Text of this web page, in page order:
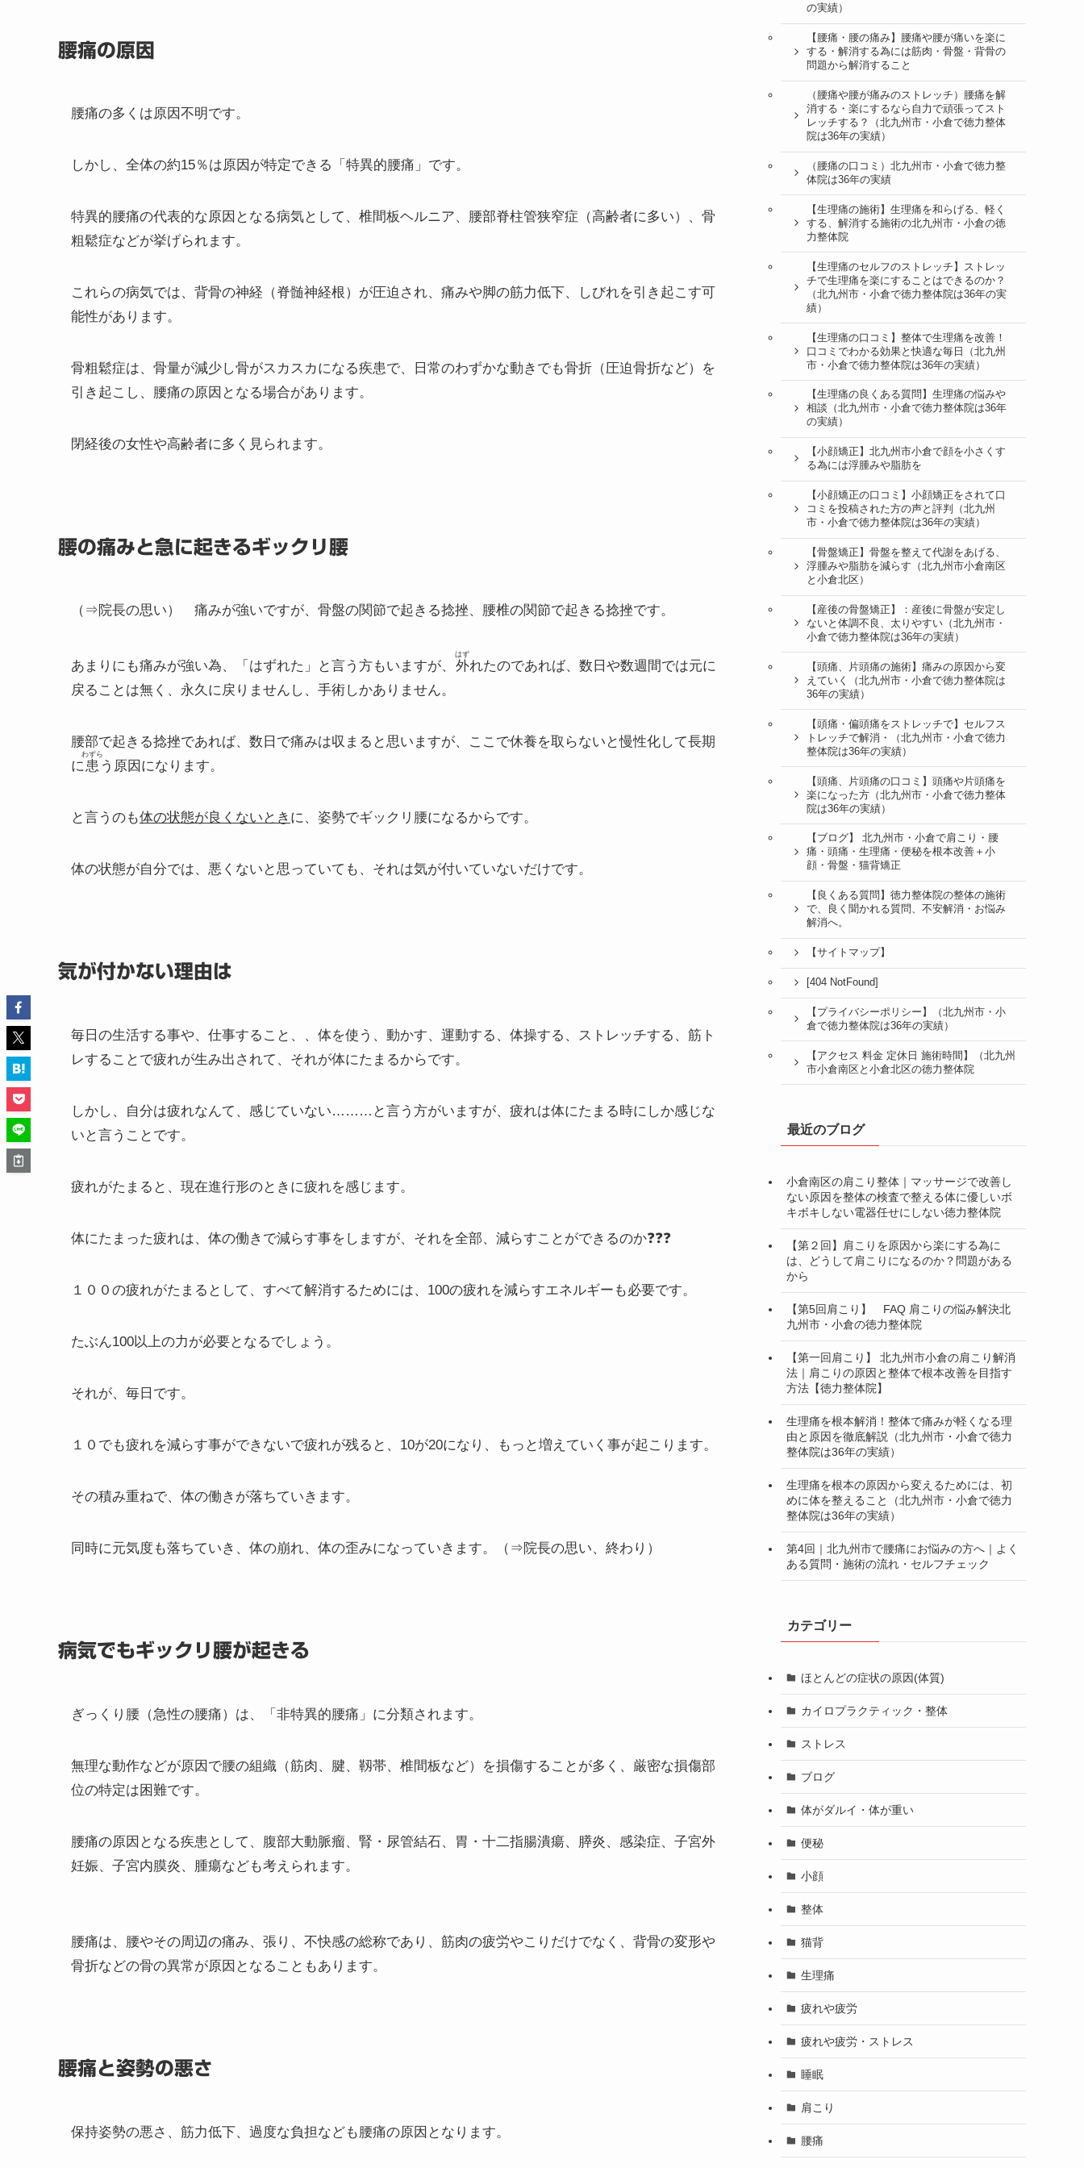
腰痛の原因
腰痛の多くは原因不明です。
しかし、全体の約15％は原因が特定できる「特異的腰痛」です。
特異的腰痛の代表的な原因となる病気として 、椎間板ヘルニア、腰部脊柱管狭窄症（高齢者に多い）、骨
粗鬆症などが挙げられます。
これらの病気では、背骨の神経（脊髄神経根）が圧迫され、痛みや脚の筋力低下、しびれを引き起こす可
能性があります。
骨粗鬆症は、骨量が減少し骨がスカスカになる疾患で、日常のわずかな動きでも骨折（圧迫骨折など）を
引き起こし、腰痛の原因となる場合があります。
閉経後の女性や高齢者に多く見られます。
腰の痛みと急に起きるギックリ腰
（⇒院長の思い） 痛みが強いですが、骨盤の関節で起きる捻挫、腰椎の関節で起きる捻挫です。
あまりにも痛みが強い為、「はずれた」と言う方もいますが、 外
はず
れたのであれば、数日や数週間では元に
戻ることは無く、永久に戻りませんし、手術しかありません。
腰部で起きる捻挫であれば、数日で痛みは収まると思いますが、ここで休養を取らないと慢性化して長期
に患
わずら
う原因になります。
と言うのも体の状態が良くないとき に、姿勢でギックリ腰になるからです。
体の状態が自分では、悪くないと思っていても、それは気が付いていないだけです。
気が付かない理由は
毎日の生活する事や、仕事すること、、体を使う、動かす、運動する、体操する、ストレッチする、筋ト
レすることで疲れが生み出されて、それが体にたまるからです。
しかし、自分は疲れなんて、感じていない………と言う方がいますが、疲れは体にたまる時にしか感じな
いと言うことです。
疲れがたまると、現在進行形のときに疲れを感じます。
体にたまった疲れは、体の働きで減らす事をしますが、それを全部、減らすことができるのか❓❓❓
１００の疲れがたまるとして、すべて解消するためには、100の疲れを減らすエネルギーも必要です。
たぶん100以上の力が必要となるでしょう。
それが、毎日です。
１０でも疲れを減らす事ができないで疲れが残ると、10が20になり、もっと増えていく事が起こります。
その積み重ねで、体の働きが落ちていきます。
同時に元気度も落ちていき、体の崩れ、体の歪みになっていきます。（⇒院長の思い、終わり）
病気でもギックリ腰が起きる
ぎっくり腰（急性の腰痛）は、「非特異的腰痛」に分類されます。
無理な動作などが原因で腰の組織（筋肉、腱、靱帯、椎間板など）を損傷することが多く、厳密な損傷部
位の特定は困難です。
腰痛の原因となる疾患として、腹部大動脈瘤、腎・尿管結石、胃・十二指腸潰瘍、膵炎、感染症、子宮外
妊娠、子宮内膜炎、腫瘍なども考えられます。
腰痛は、腰やその周辺の痛み、張り、不快感の総称であり、筋肉の疲労やこりだけでなく、背骨の変形や
骨折などの骨の異常が原因となることもあります。
腰痛と姿勢の悪さ
保持姿勢の悪さ、筋力低下、過度な負担なども腰痛の原因となります。
の実績）
【腰痛・腰の痛み】腰痛や腰が痛いを楽に
する・解消する為には筋肉・骨盤・背骨の
問題から解消すること
（腰痛や腰が痛みのストレッチ）腰痛を解
消する・楽にするなら自力で頑張ってスト
レッチする？（北九州市・小倉で徳力整体
院は36年の実績）
（腰痛の口コミ）北九州市・小倉で徳力整
体院は36年の実績
【生理痛の施術】生理痛を和らげる、軽く
する、解消する施術の北九州市・小倉の徳
力整体院
【生理痛のセルフのストレッチ】ストレッ
チで生理痛を楽にすることはできるのか？
（北九州市・小倉で徳力整体院は36年の実
績）
【生理痛の口コミ】整体で生理痛を改善！
口コミでわかる効果と快適な毎日（北九州
市・小倉で徳力整体院は36年の実績）
【生理痛の良くある質問】生理痛の悩みや
相談（北九州市・小倉で徳力整体院は36年
の実績）
【小顔矯正】北九州市小倉で顔を小さくす
る為には浮腫みや脂肪を
【小顔矯正の口コミ】小顔矯正をされて口
コミを投稿された方の声と評判（北九州
市・小倉で徳力整体院は36年の実績）
【骨盤矯正】骨盤を整えて代謝をあげる、
浮腫みや脂肪を減らす（北九州市小倉南区
と小倉北区）
【産後の骨盤矯正】：産後に骨盤が安定し
ないと体調不良、太りやすい（北九州市・
小倉で徳力整体院は36年の実績）
【頭痛、片頭痛の施術】痛みの原因から変
えていく（北九州市・小倉で徳力整体院は
36年の実績）
【頭痛・偏頭痛をストレッチで】セルフス
トレッチで解消・（北九州市・小倉で徳力
整体院は36年の実績）
【頭痛、片頭痛の口コミ】頭痛や片頭痛を
楽になった方（北九州市・小倉で徳力整体
院は36年の実績）
【ブログ】 北九州市・小倉で肩こり・腰
痛・頭痛・生理痛・便秘を根本改善＋小
顔・骨盤・猫背矯正
【良くある質問】徳力整体院の整体の施術
で、良く聞かれる質問、不安解消・お悩み
解消へ。
【サイトマップ】
[404 NotFound]
【プライバシーポリシー】（北九州市・小
倉で徳力整体院は36年の実績）
【アクセス 料金 定休日 施術時間】（北九州
市小倉南区と小倉北区の徳力整体院
最近のブログ
小倉南区の肩こり整体｜マッサージで改善し
ない原因を整体の検査で整える体に優しいボ
キボキしない電器任せにしない徳力整体院
【第２回】肩こりを原因から楽にする為に
は、どうして肩こりになるのか？問題がある
から
【第5回肩こり】 FAQ 肩こりの悩み解決北
九州市・小倉の徳力整体院
【第一回肩こり】 北九州市小倉の肩こり解消
法｜肩こりの原因と整体で根本改善を目指す
方法【徳力整体院】
生理痛を根本解消！整体で痛みが軽くなる理
由と原因を徹底解説（北九州市・小倉で徳力
整体院は36年の実績）
生理痛を根本の原因から変えるためには、初
めに体を整えること（北九州市・小倉で徳力
整体院は36年の実績）
第4回｜北九州市で腰痛にお悩みの方へ｜よく
ある質問・施術の流れ・セルフチェック
カテゴリー
ほとんどの症状の原因(体質)
カイロプラクティック・整体
ストレス
ブログ
体がダルイ・体が重い
便秘
小顔
整体
猫背
生理痛
疲れや疲労
疲れや疲労・ストレス
睡眠
肩こり
腰痛